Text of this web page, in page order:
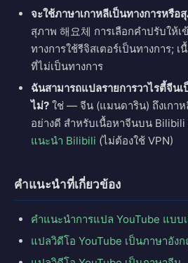
จะใช้ภาษาเกาหลีเป็นทางการหรือ
สุภาพ 해요체 การเลือกคำปรับให้
ทางการใช้รีจิสเตอร์เป็นทางการ;
ที่ไม่เป็นทางการ
ฉันสามารถแปลรายการวาไรตี้จีน
ไม่? ใช่ — จีน (แมนดาริน) ถึงเกา
อย่างดี สำหรับเนื้อหาจีนบน
แนะนำ Bilibili (ไม่ต้องใช้ VPN)
คำแนะนำที่เกี่ยวข้อง
คำแนะนำการแปล YouTube แบบ
แปลวิดีโอ YouTube เป็นภาษาอัง